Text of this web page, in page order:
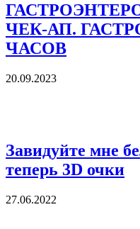
ЧЕК-АП.
ЧАСОВ
20.09.2023
Завидуйте мне
теперь 3D очки
27.06.2022